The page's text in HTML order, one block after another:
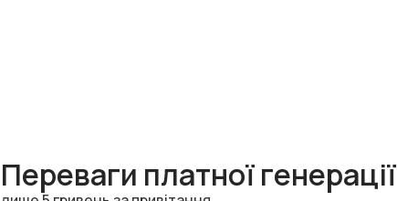
Переваги платної генерації